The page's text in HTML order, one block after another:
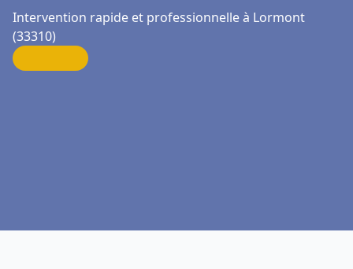
Intervention rapide et professionnelle à Lormont
(33310)